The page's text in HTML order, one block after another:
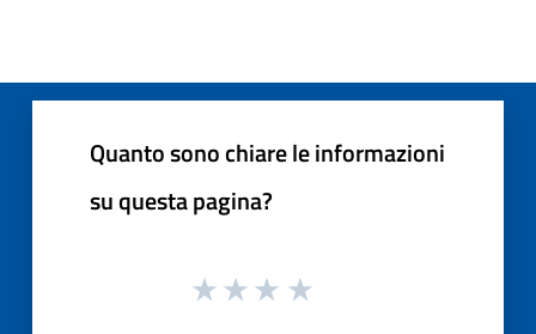
Quanto sono chiare le informazioni
su questa pagina?